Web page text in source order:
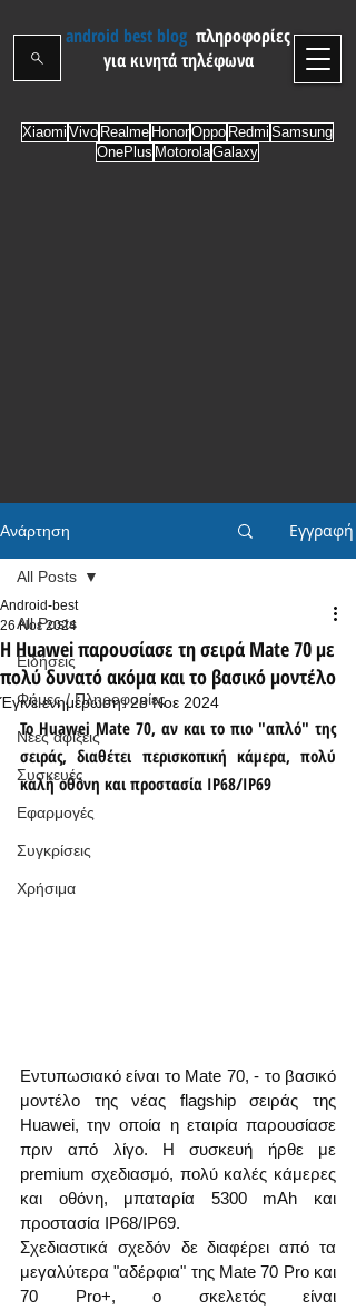
android best blog πληροφορίες
για κινητά τηλέφωνα
Xiaomi Vivo Realme HonorOppo Redmi Samsung
OnePlus MotorolaGalaxy
Ανάρτηση Εγγραφή
All Posts
Ειδήσεις
Φήμες / Πληροφορίες
Νέες αφίξεις
Συσκευές
Εφαρμογές
Συγκρίσεις
Χρήσιμα
All Posts
Η Huawei παρουσίασε τη σειρά Mate 70 με
πολύ δυνατό ακόμα και το βασικό μοντέλο
Android-best
26 Νοε 2024
Έγινε ενημέρωση:28 Νοε 2024
Το Huawei Mate 70, αν και το πιο "απλό" της
σειράς, διαθέτει περισκοπική κάμερα, πολύ
καλή οθόνη και προστασία IP68/IP69
Εντυπωσιακό είναι το Mate 70, - το βασικό
μοντέλο της νέας flagship σειράς της
Huawei, την οποία η εταιρία παρουσίασε
πριν από λίγο. Η συσκευή ήρθε με
premium σχεδιασμό, πολύ καλές κάμερες
και οθόνη, μπαταρία 5300 mAh και
προστασία IP68/IP69.
Σχεδιαστικά σχεδόν δε διαφέρει από τα
μεγαλύτερα "αδέρφια" της Mate 70 Pro και
70 Pro+, ο σκελετός είναι